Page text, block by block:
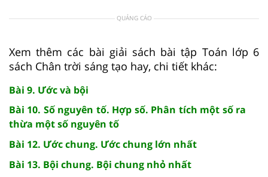
QUẢNG CÁO
Xem thêm các bài giải sách bài tập Toán lớp 6
sách Chân trời sáng tạo hay, chi tiết khác:
Bài 9. Ước và bội
Bài 10. Số nguyên tố. Hợp số. Phân tích một số ra
thừa một số nguyên tố
Bài 12. Ước chung. Ước chung lớn nhất
Bài 13. Bội chung. Bội chung nhỏ nhất